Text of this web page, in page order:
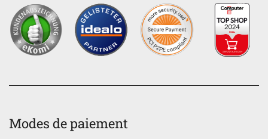
Modes de paiement